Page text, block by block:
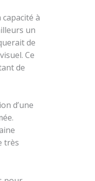
à
un
de
Ce
de
d’une
très